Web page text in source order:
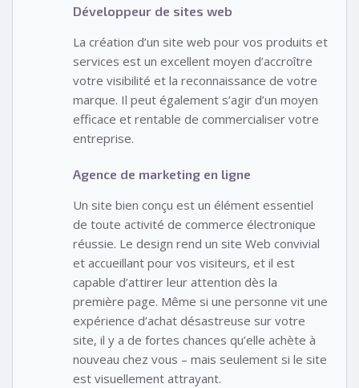
Développeur de sites web
La création d’un site web pour vos produits et
services est un excellent moyen d’accroître
votre visibilité et la reconnaissance de votre
marque. Il peut également s’agir d’un moyen
efficace et rentable de commercialiser votre
entreprise.
Agence de marketing en ligne
Un site bien conçu est un élément essentiel
de toute activité de commerce électronique
réussie. Le design rend un site Web convivial
et accueillant pour vos visiteurs, et il est
capable d’attirer leur attention dès la
première page. Même si une personne vit une
expérience d’achat désastreuse sur votre
site, il y a de fortes chances qu’elle achète à
nouveau chez vous – mais seulement si le site
est visuellement attrayant.